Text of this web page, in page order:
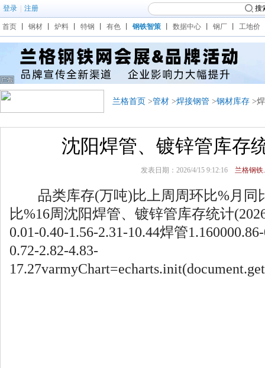
登录 注册 搜
首页 钢材 炉料 特钢 有色 钢铁智策 数据中心 钢厂 工地价
兰格首页 >管材 >焊接钢管 >钢材库存 >
沈阳焊管、镀锌管库存
发表日期：2026/4/15 9:12:16兰格钢铁.
品类库存(万吨)比上周周环比%月同
比%16周沈阳焊管、镀锌管库存统计
0.01-0.40-1.56-2.31-10.44焊管
0.72-2.82-4.83-